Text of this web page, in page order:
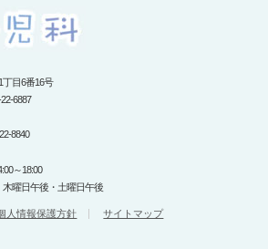
丁目6番16号
6887
8840
～18:00
木曜日午後・土曜日午後
人情報保護方針
サイトマップ